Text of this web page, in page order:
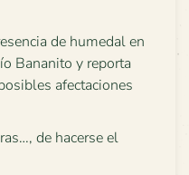
de humedal en
Bananito y reporta
afectaciones
de hacerse el